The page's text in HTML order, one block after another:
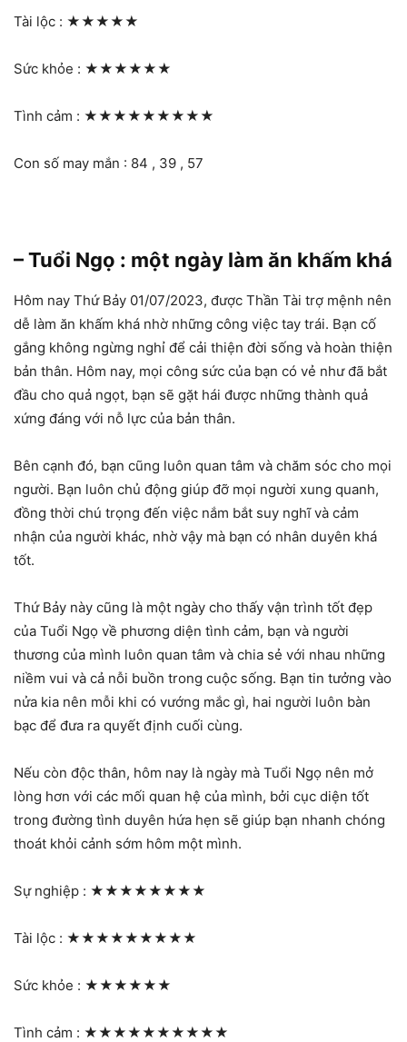
Tài lộc : ★★★★★
Sức khỏe : ★★★★★★
Tình cảm : ★★★★★★★★★
Con số may mắn : 84 , 39 , 57
– Tuổi Ngọ : một ngày làm ăn khấm khá
Hôm nay Thứ Bảy 01/07/2023, được Thần Tài trợ mệnh nên
dễ làm ăn khấm khá nhờ những công việc tay trái. Bạn cố
gắng không ngừng nghỉ để cải thiện đời sống và hoàn thiện
bản thân. Hôm nay, mọi công sức của bạn có vẻ như đã bắt
đầu cho quả ngọt, bạn sẽ gặt hái được những thành quả
xứng đáng với nỗ lực của bản thân.
Bên cạnh đó, bạn cũng luôn quan tâm và chăm sóc cho mọi
người. Bạn luôn chủ động giúp đỡ mọi người xung quanh,
đồng thời chú trọng đến việc nắm bắt suy nghĩ và cảm
nhận của người khác, nhờ vậy mà bạn có nhân duyên khá
tốt.
Thứ Bảy này cũng là một ngày cho thấy vận trình tốt đẹp
của Tuổi Ngọ về phương diện tình cảm, bạn và người
thương của mình luôn quan tâm và chia sẻ với nhau những
niềm vui và cả nỗi buồn trong cuộc sống. Bạn tin tưởng vào
nửa kia nên mỗi khi có vướng mắc gì, hai người luôn bàn
bạc để đưa ra quyết định cuối cùng.
Nếu còn độc thân, hôm nay là ngày mà Tuổi Ngọ nên mở
lòng hơn với các mối quan hệ của mình, bởi cục diện tốt
trong đường tình duyên hứa hẹn sẽ giúp bạn nhanh chóng
thoát khỏi cảnh sớm hôm một mình.
Sự nghiệp : ★★★★★★★★
Tài lộc : ★★★★★★★★★
Sức khỏe : ★★★★★★
Tình cảm : ★★★★★★★★★★